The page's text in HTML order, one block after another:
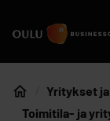
Etusivulle
Etusivu
Yritykset
Toimitila- ja